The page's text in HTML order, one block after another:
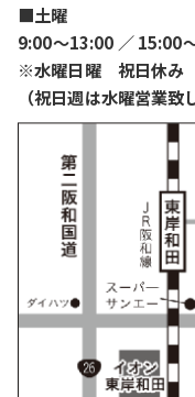
■土曜
9:00〜13:00 ／ 15:00
※水曜日曜 祝日休み
（祝日週は水曜営業致